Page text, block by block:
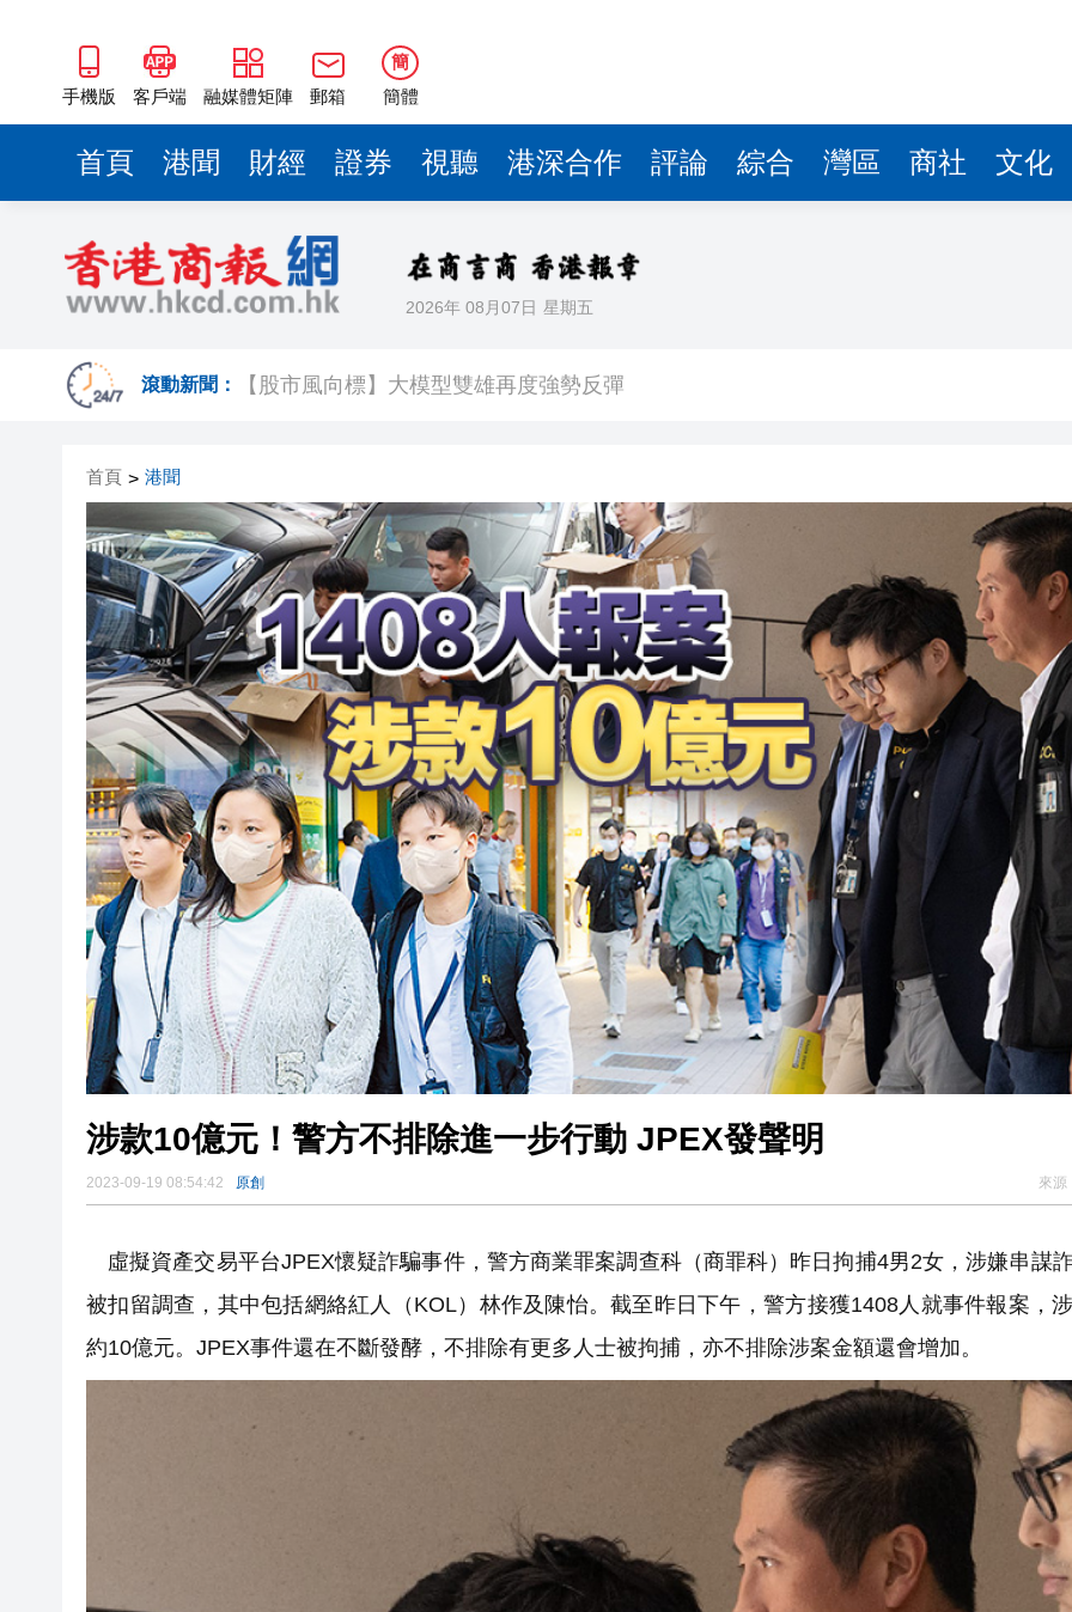
手機版 客戶端 融媒體矩陣 郵箱
簡
簡體
首頁 港聞 財經 證券 視聽 港深合作 評論 綜合 灣區 商社 文化
2026年 08月07日 星期五
滾動新聞：
【股市風向標】大模型雙雄再度強勢反彈
A股多家光伏龍頭回應「美國加徵關稅」
人行據報正增加在香港的黃金儲備 支持香港成為黃金交易中心
中國7月以美元計價出口同比增長23.9%
有片丨SpaceX火箭殘骸撞上月球 威力相當於數噸TNT炸藥爆炸
首頁 > 港聞
涉款10億元！警方不排除進一步行動 JPEX發聲明
2023-09-19 08:54:42 原創 來源
虛擬資產交易平台JPEX懷疑詐騙事件，警方商業罪案調查科（商罪科）昨日拘捕4男2女，涉嫌串謀
被扣留調查，其中包括網絡紅人（KOL）林作及陳怡。截至昨日下午，警方接獲1408人就事件報案，
約10億元。JPEX事件還在不斷發酵，不排除有更多人士被拘捕，亦不排除涉案金額還會增加。